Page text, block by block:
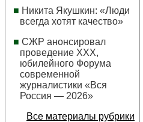
Никита Якушкин: «Люди
всегда хотят качество»
СЖР анонсировал
проведение ХХХ,
юбилейного Форума
современной
журналистики «Вся
Россия — 2026»
Все материалы рубрики